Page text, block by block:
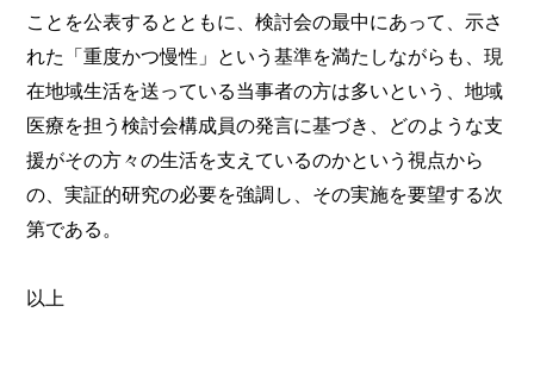
ことを公表するとともに、検討会の最中にあって、示さ
れた「重度かつ慢性」という基準を満たしながらも、現
在地域生活を送っている当事者の方は多いという、地域
医療を担う検討会構成員の発言に基づき、どのような支
援がその方々の生活を支えているのかという視点から
の、実証的研究の必要を強調し、その実施を要望する次
第である。
以上